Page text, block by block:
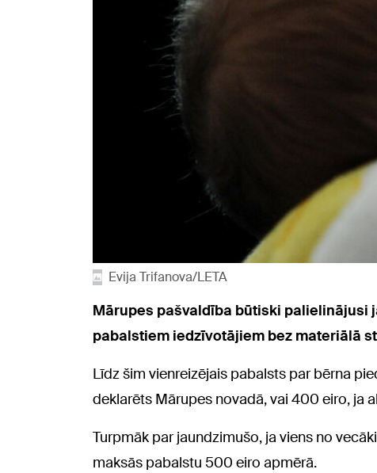
Evija Trifanova/LETA
Mārupes pašvaldība būtiski palielinājusi
pabalstiem iedzīvotājiem bez materiālā
Līdz šim vienreizējais pabalsts par bērna
deklarēts Mārupes novadā, vai 400 eiro, ja
Turpmāk par jaundzimušo, ja viens no
maksās pabalstu 500 eiro apmērā.